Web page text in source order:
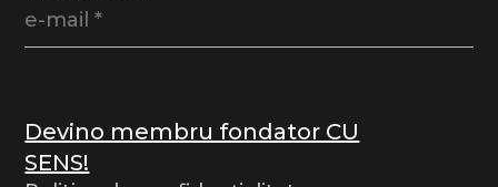
Devino membru fondator CU
SENS!